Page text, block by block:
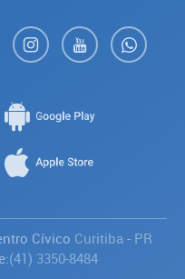
Cívico Curitiba- PR
(41) 3350-8484